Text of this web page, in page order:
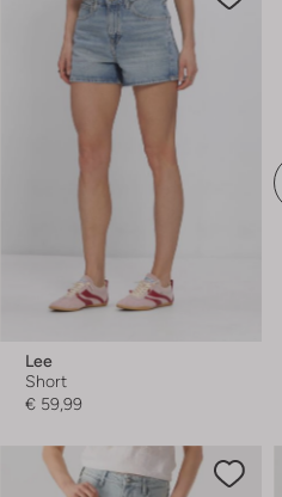
Lee
Short
€ 59,99